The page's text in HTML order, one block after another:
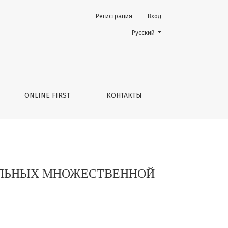
ONLINE FIRST КОНТАКТЫ
Регистрация Вход
Change the language. The
Русский
МНОЖЕСТВЕННОЙ